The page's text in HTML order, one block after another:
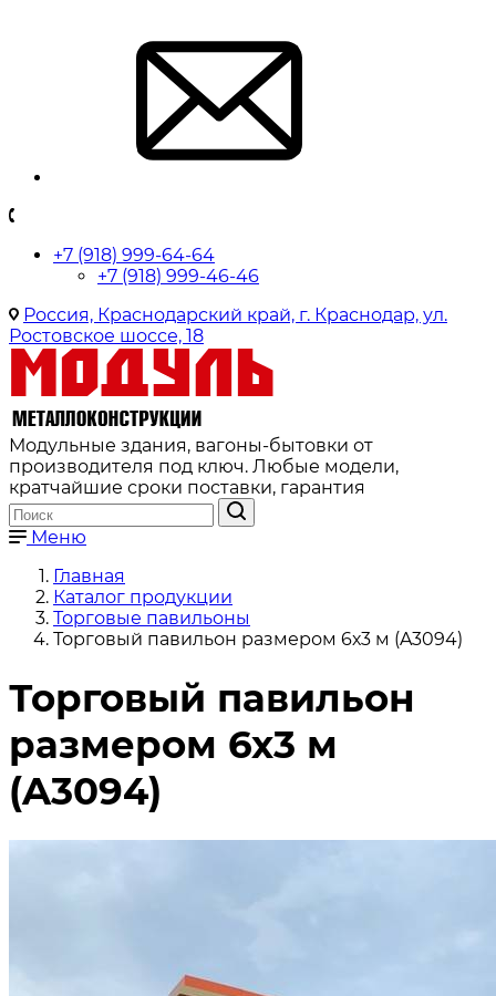
+7 (918) 999-64-64
+7 (918) 999-46-46
Россия, Краснодарский край, г. Краснодар, ул.
Ростовское шоссе, 18
Модульные здания, вагоны-бытовки от
производителя под ключ. Любые модели,
кратчайшие сроки поставки, гарантия
Меню
Главная
Каталог продукции
Торговые павильоны
Торговый павильон размером 6х3 м (A3094)
Торговый павильон
размером 6х3 м
(A3094)